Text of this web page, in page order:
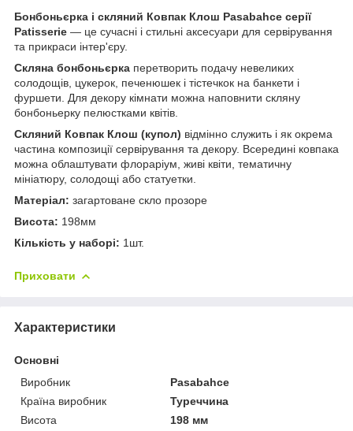
Бонбоньєрка і скляний Ковпак Клош Pasabahce серії
Patisserie — це сучасні і стильні аксесуари для сервірування
та прикраси інтер'єру.
Скляна бонбоньєрка перетворить подачу невеликих
солодощів, цукерок, печенюшек і тістечкок на банкети і
фуршети. Для декору кімнати можна наповнити скляну
бонбоньерку пелюстками квітів.
Скляний Ковпак Клош (купол) відмінно служить і як окрема
частина композиції сервірування та декору. Всередині ковпака
можна облаштувати флораріум, живі квіти, тематичну
мініатюру, солодощі або статуетки.
Матеріал: загартоване скло прозоре
Висота: 198мм
Кількість у наборі: 1шт.
Приховати
Характеристики
Основні
Виробник
Pasabahce
Країна виробник
Туреччина
Висота
198 мм